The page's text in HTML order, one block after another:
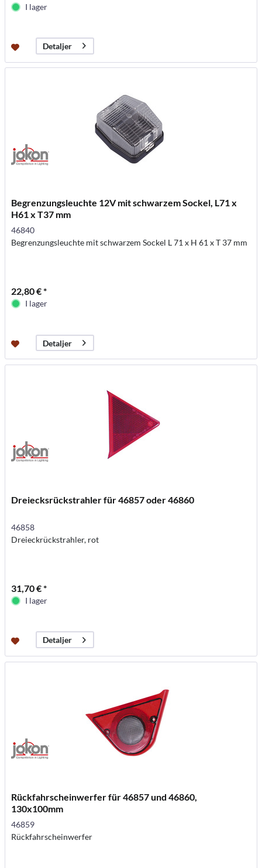
I lager
Detaljer
Begrenzungsleuchte 12V mit schwarzem Sockel, L71 x
H61 x T37 mm
46840
Begrenzungsleuchte mit schwarzem Sockel L 71 x H 61 x T 37 mm
22,80 € *
I lager
Detaljer
Dreiecksrückstrahler für 46857 oder 46860
46858
Dreieckrückstrahler, rot
31,70 € *
I lager
Detaljer
Rückfahrscheinwerfer für 46857 und 46860,
130x100mm
46859
Rückfahrscheinwerfer